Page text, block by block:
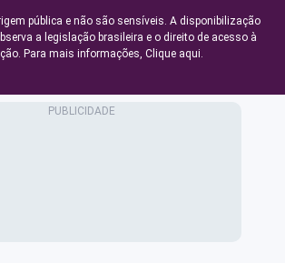
pública e não são sensíveis. A disponibilização
a legislação brasileira e o direito de acesso à
Para mais informações, Clique aqui.